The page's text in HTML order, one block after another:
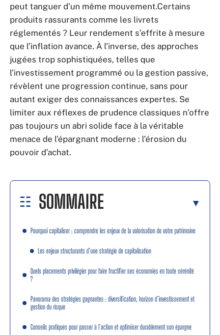
peut tanguer d’un même mouvement.Certains
produits rassurants comme les livrets
réglementés ? Leur rendement s’effrite à mesure
que l’inflation avance. À l’inverse, des approches
jugées trop sophistiquées, telles que
l’investissement programmé ou la gestion passive,
révèlent une progression continue, sans pour
autant exiger des connaissances expertes. Se
limiter aux réflexes de prudence classiques n’offre
pas toujours un abri solide face à la véritable
menace de l’épargnant moderne : l’érosion du
pouvoir d’achat.
SOMMAIRE
Pourquoi capitaliser : comprendre les enjeux de la valorisation de votre patrimoine
Les enjeux structurants d’une stratégie de capitalisation
Quels placements privilégier pour faire fructifier ses économies en toute sérénité
?
Panorama des stratégies gagnantes : diversification, horizon d’investissement et
gestion du risque
Conseils pratiques pour passer à l’action et optimiser durablement son épargne